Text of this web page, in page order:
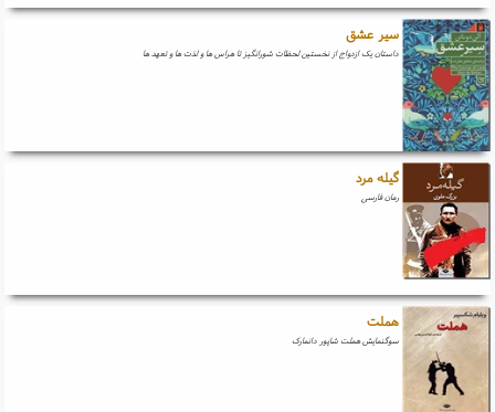
سیر عشق
داستان یک ازدواج از نخستین لحظات شورانگیز تا هراس ها و لذت ها و تعهد ها
گیله مرد
رمان فارسی
هملت
سوگنمایش هملت شاپور دانمارک